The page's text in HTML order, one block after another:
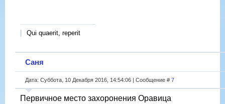
Qui quaerit, reperit
Саня
Дата: Суббота, 10 Декабря 2016, 14:54:06 | Сообщение # 7
Первичное место захоронения Оравица